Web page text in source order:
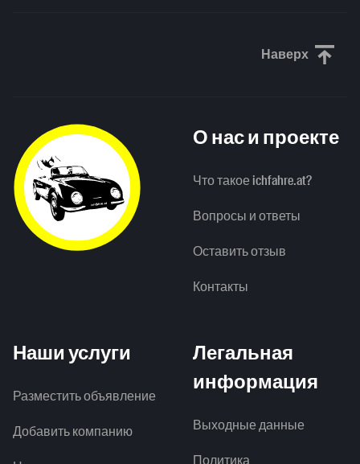
Наверх
О нас и проекте
Что такое ichfahre.at?
Вопросы и ответы
Оставить отзыв
Контакты
Наши услуги
Разместить объявление
Добавить компанию
Легальная
информация
Выходные данные
Политика